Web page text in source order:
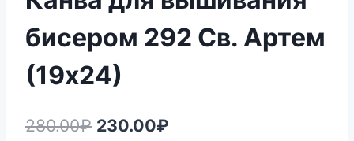
бисером 292 Св. Артем
(19х24)
280.00₽ Первоначальная
230.00₽